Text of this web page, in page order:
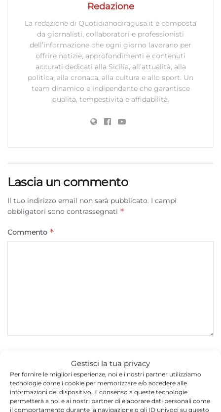
Gestisci la tua privacy
Per fornire le migliori esperienze, noi e i nostri partner utilizziamo
tecnologie come i cookie per memorizzare e/o accedere alle
informazioni del dispositivo. Il consenso a queste tecnologie
permetterà a noi e ai nostri partner di elaborare dati personali come
il comportamento durante la navigazione o gli ID univoci su questo
Redazione
La redazione di Quotidianodiragusa.it è composta
da giornalisti, collaboratori e professionisti
dell’informazione che ogni giorno lavorano per
offrire notizie, approfondimenti e contenuti
accurati dedicati alla Sicilia, all’attualità, alla
politica, alla cronaca, alla cultura e allo sport. Un
team dinamico e indipendente che garantisce
qualità, tempestività e affidabilità.
Lascia un commento
Il tuo indirizzo email non sarà pubblicato. I campi
obbligatori sono contrassegnati *
Commento *
Email*